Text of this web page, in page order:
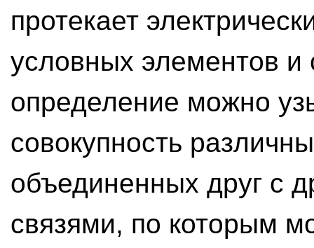
протекает
условных элементов и
определение можно
совокупность
объединенных друг с
связями, по которым